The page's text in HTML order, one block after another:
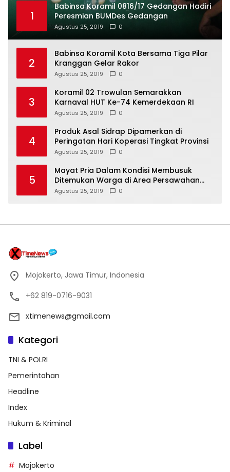
1
Babinsa Koramil 0816/17 Gedangan Hadiri
Peresmian BUMDes Gedangan
Agustus 25, 2019 0
2
Babinsa Koramil Kota Bersama Tiga Pilar
Kranggan Gelar Rakor
Agustus 25, 2019 0
3
Koramil 02 Trowulan Semarakkan
Karnaval HUT Ke-74 Kemerdekaan RI
Agustus 25, 2019 0
4
Produk Asal Sidrap Dipamerkan di
Peringatan Hari Koperasi Tingkat Provinsi
Agustus 25, 2019 0
5
Mayat Pria Dalam Kondisi Membusuk
Ditemukan Warga di Area Persawahan
Sidoarjo
Agustus 25, 2019 0
Mojokerto, Jawa Timur, Indonesia
+62 819-0716-9031
xtimenews@gmail.com
Kategori
TNI & POLRI
Pemerintahan
Headline
Index
Hukum & Kriminal
Label
Mojokerto